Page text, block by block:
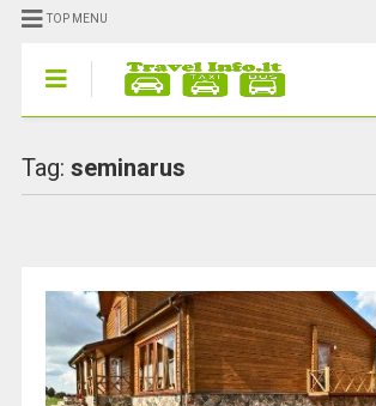
TOP MENU
Tag: seminarus